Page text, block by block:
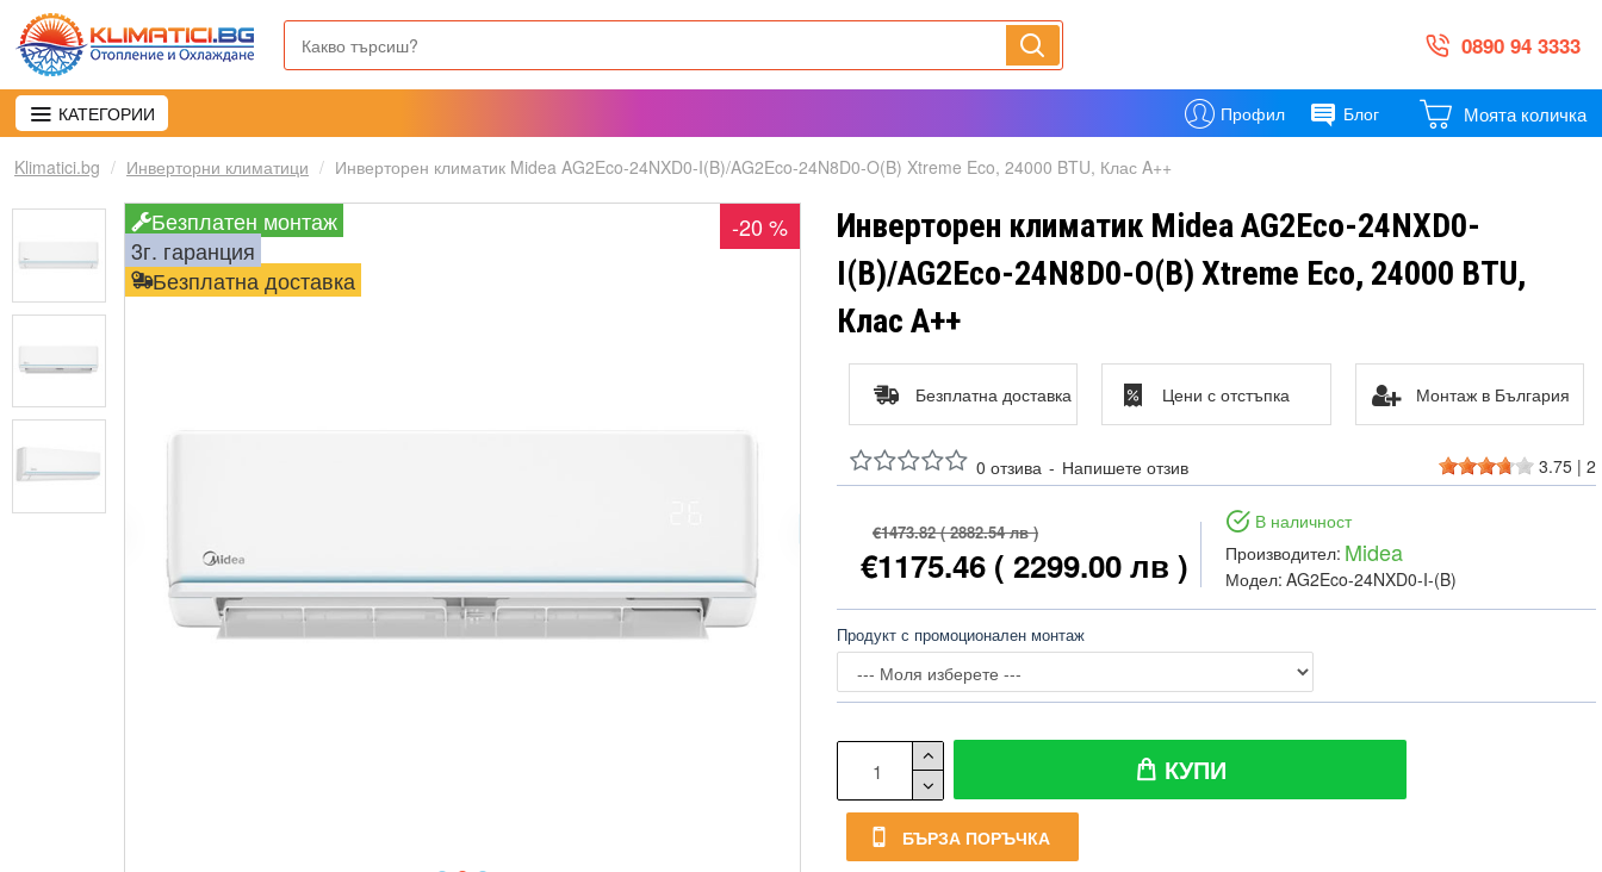
0890 94 3333
КАТЕГОРИИ Профил Блог Моята количка
Klimatici.bg Инверторни климатици Инверторен климатик Midea AG2Eco-24NXD0-I(B)/AG2Eco-24N8D0-O(B) Xtreme Eco, 24000 BTU, Клас A++
Безплатен монтаж
Безплатна доставка
3г. гаранция
-20 %
Инверторен климатик Midea AG2Eco-24NXD0-
I(B)/AG2Eco-24N8D0-O(B) Xtreme Eco, 24000 BTU,
Клас A++
0 отзива - Напишете отзив 3.75 | 2
€1473.82( 2882.54 лв )
€1175.46 ( 2299.00 лв )
В наличност
Производител: Midea
Модел: AG2Eco-24NXD0-I-(B)
Продукт с промоционален монтаж
КУПИ
БЪРЗА ПОРЪЧКА
Безплатна доставка Цени с отстъпка Монтаж в България